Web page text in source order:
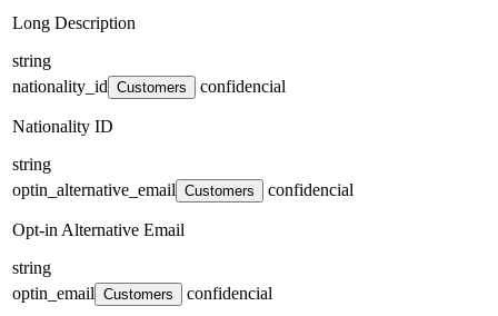
Long Description
string
nationality_id Customers confidencial
Nationality ID
string
optin_alternative_email Customers confidencial
Opt-in Alternative Email
string
optin_email Customers confidencial